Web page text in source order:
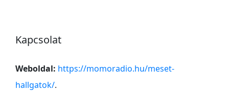
Kapcsolat
Weboldal: https://momoradio.hu/meset-
hallgatok/.